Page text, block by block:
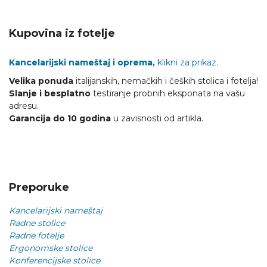
Kupovina iz fotelje
Kancelarijski nameštaj i oprema, klikni za prikaz.
Velika ponuda italijanskih, nemačkih i čeških stolica i fotelja!
Slanje i besplatno testiranje probnih eksponata na vašu
adresu.
Garancija do 10 godina u zavisnosti od artikla.
Preporuke
Kancelarijski nameštaj
Radne stolice
Radne fotelje
Ergonomske stolice
Konferencijske stolice